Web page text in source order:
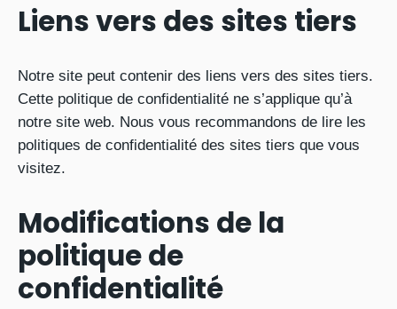
Liens vers des sites tiers
Notre site peut contenir des liens vers des sites tiers.
Cette politique de confidentialité ne s’applique qu’à
notre site web. Nous vous recommandons de lire les
politiques de confidentialité des sites tiers que vous
visitez.
Modifications de la
politique de
confidentialité